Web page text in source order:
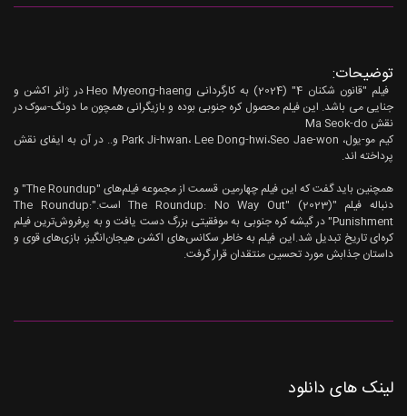
توضیحات:
فیلم "قانون شکنان 4" (2024) به کارگردانی Heo Myeong-haeng در ژانر اکشن و
جنایی می باشد. این فیلم محصول کره جنوبی بوده و بازیگرانی همچون ما دونگ-سوک در
نقش Ma Seok-do
کیم مو-یول، Park Ji-hwan، Lee Dong-hwi،Seo Jae-won و.. در آن به ایفای نقش
پرداخته اند.
همچنین باید گفت که این فیلم چهارمین قسمت از مجموعه فیلم‌های "The Roundup" و
دنباله فیلم "The Roundup: No Way Out" (2023) است."The Roundup:
Punishment" در گیشه کره جنوبی به موفقیتی بزرگ دست یافت و به پرفروش‌ترین فیلم
کره‌ای تاریخ تبدیل شد.این فیلم به خاطر سکانس‌های اکشن هیجان‌انگیز، بازی‌های قوی و
داستان جذابش مورد تحسین منتقدان قرار گرفت.
لینک های دانلود